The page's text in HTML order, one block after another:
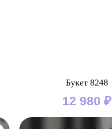
Букет 8248
12 980 ₽